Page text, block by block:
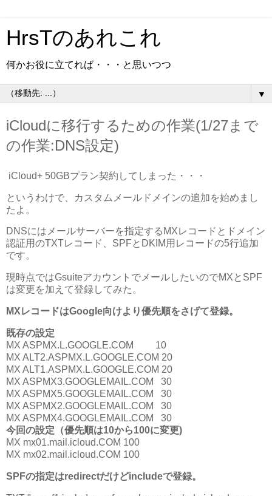
HrsTのあれこれ
何かお役に立てれば・・・と思いつつ
▼
iCloudに移行するための作業(1/27まで
の作業:DNS設定)
iCloud+ 50GBプラン契約してしまった・・・
というわけで、カスタムメールドメインの追加を始めまし
たよ。
DNSにはメールサーバーを指定するMXレコードとドメイン
認証用のTXTレコード、SPFとDKIM用レコードの5行追加
です。
現時点ではGsuiteアカウントでメールしたいのでMXとSPF
は変更を加えて登録してみた。
MXレコードはGoogle向けより優先順をさげて登録。
既存の設定
MX ASPMX.L.GOOGLE.COM 10
MX ALT2.ASPMX.L.GOOGLE.COM 20
MX ALT1.ASPMX.L.GOOGLE.COM 20
MX ASPMX3.GOOGLEMAIL.COM 30
MX ASPMX5.GOOGLEMAIL.COM 30
MX ASPMX2.GOOGLEMAIL.COM 30
MX ASPMX4.GOOGLEMAIL.COM 30
今回の設定（優先順は10から100に変更)
MX mx01.mail.icloud.COM 100
MX mx02.mail.icloud.COM 100
SPFの指定はredirectだけどincludeで登録。